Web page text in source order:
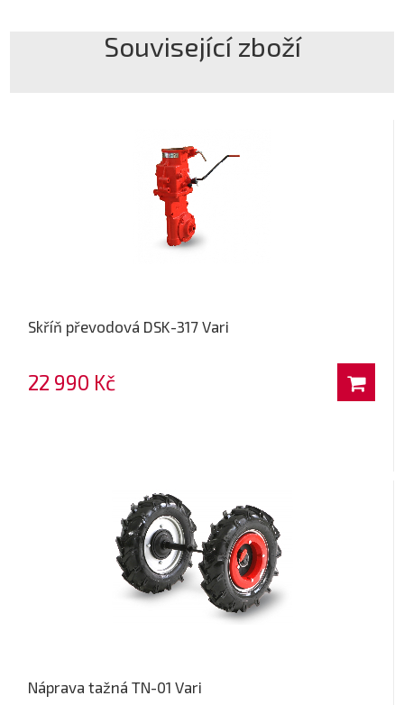
Související zboží
Skříň převodová DSK-317 Vari
22 990 Kč
Náprava tažná TN-01 Vari